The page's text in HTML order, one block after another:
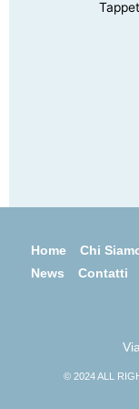
Home Chi
News
Contatti
© 2024 ALL